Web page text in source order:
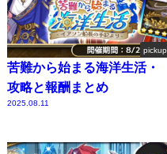
pickup
苦難から始まる海洋生活・
攻略と報酬まとめ
2025.08.11